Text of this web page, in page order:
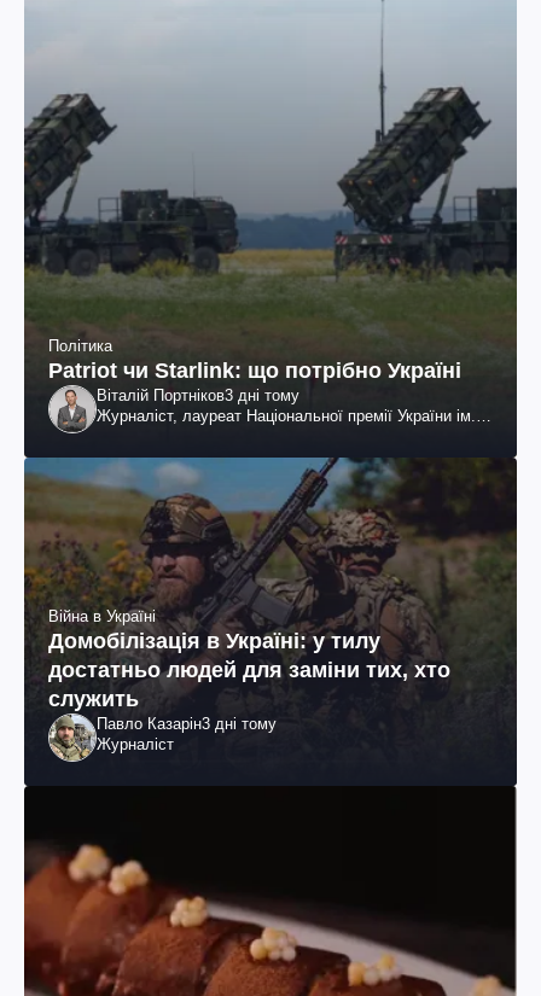
Політика
Patriot чи Starlink: що потрібно Україні
Віталій Портніков3 дні тому
Журналіст, лауреат Національної премії України ім.
Війна в Україні
Домобілізація в Україні: у тилу
достатньо людей для заміни тих, хто
служить
Павло Казарін3 дні тому
Журналіст